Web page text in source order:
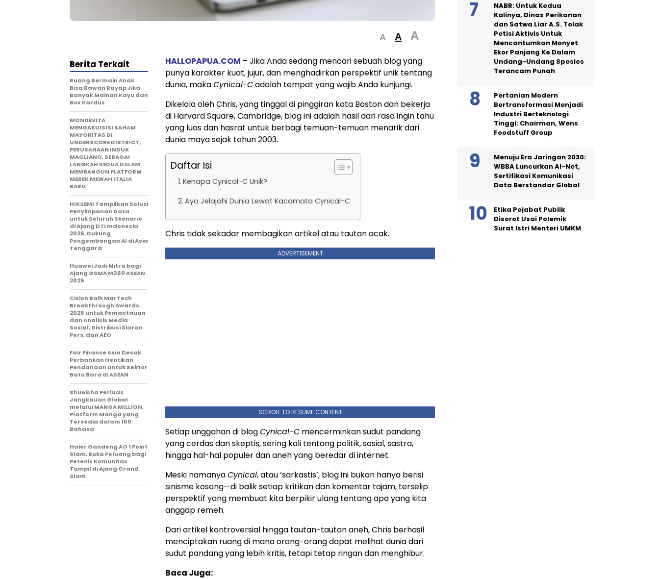
A A A
HALLOPAPUA.COM – Jika Anda sedang mencari sebuah blog yang
punya karakter kuat, jujur, dan menghadirkan perspektif unik tentang
dunia, makaCynical-Cadalah tempat yang wajib Anda kunjungi.
Dikelola oleh Chris, yang tinggal di pinggiran kota Boston dan bekerja
di Harvard Square, Cambridge, blog ini adalah hasil dari rasa ingin tahu
yang luas dan hasrat untuk berbagi temuan-temuan menarik dari
dunia maya sejak tahun 2003.
Daftar Isi
Kenapa Cynical-C Unik?
Ayo Jelajahi Dunia Lewat Kacamata Cynical-C
Chris tidak sekadar membagikan artikel atau tautan acak.
ADVERTISEMENT
SCROLL TO RESUME CONTENT
Setiap unggahan di blogCynical-C mencerminkan sudut pandang
yang cerdas dan skeptis, sering kali tentang politik, sosial, sastra,
hingga hal-hal populer dan aneh yang beredar di internet.
Meski namanyaCynical, atau ‘sarkastis’, blog ini bukan hanya berisi
sinisme kosong—di balik setiap kritikan dan komentar tajam, terselip
perspektif yang membuat kita berpikir ulang tentang apa yang kita
anggap remeh.
Dari artikel kontroversial hingga tautan-tautan aneh, Chris berhasil
menciptakan ruang di mana orang-orang dapat melihat dunia dari
sudut pandang yang lebih kritis, tetapi tetap ringan dan menghibur.
Baca Juga:
Berita Terkait
Ruang Bermain Anak
Bisa Rawan Rayap Jika
Banyak Mainan Kayu dan
Box Kardus
MONDEVITA
MENGAKUISISI SAHAM
MAYORITAS DI
UNDERSCORE DISTRICT,
PERUSAHAAN INDUK
MAGLIANO, SEBAGAI
LANGKAH KEDUA DALAM
MEMBANGUN PLATFORM
MEREK MEWAH ITALIA
BARU
HIKSEMI Tampilkan Solusi
Penyimpanan Data
untuk Seluruh Skenario
di Ajang DTI Indonesia
2026, Dukung
Pengembangan AI di Asia
Tenggara
Huawei Jadi Mitra bagi
Ajang GSMA M360 ASEAN
2026
Cision Raih MarTech
Breakthrough Awards
2026 untuk Pemantauan
dan Analisis Media
Sosial, Distribusi Siaran
Pers, dan AEO
Fair Finance Asia Desak
Perbankan Hentikan
Pendanaan untuk Sektor
Batu Bara di ASEAN
Shueisha Perluas
Jangkauan Global
melalui MANGA MILLION,
Platform Manga yang
Tersedia dalam 100
Bahasa
Haier Gandeng AO 1 Point
Slam, Buka Peluang bagi
Petenis Komunitas
Tampil di Ajang Grand
Slam
NABR: Untuk Kedua
Kalinya, Dinas Perikanan
dan Satwa Liar A.S. Tolak
Petisi Aktivis Untuk
Mencantumkan Monyet
Ekor Panjang Ke Dalam
Undang-Undang Spesies
Terancam Punah
Pertanian Modern
Bertransformasi Menjadi
Industri Berteknologi
Tinggi: Chairman, Wens
Foodstuff Group
Menuju Era Jaringan 2030:
WBBA Luncurkan AI-Net,
Sertifikasi Komunikasi
Data Berstandar Global
Etika Pejabat Publik
Disorot Usai Polemik
Surat Istri Menteri UMKM